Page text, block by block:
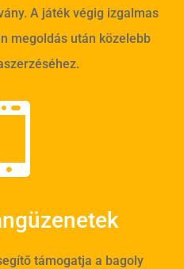
A játék végig izgalmas
megoldás után közelebb
támogatja a bagoly